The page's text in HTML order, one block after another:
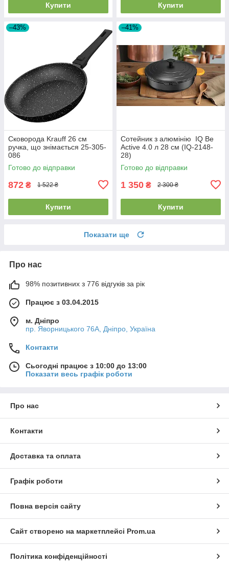
Купити Купити
–43%
Сковорода Krauff 26 см
ручка, що знімається 25-305-
086
Готово до відправки
872 ₴ 1 522 ₴
Купити
–41%
Сотейник з алюмінію IQ Be
Active 4.0 л 28 см (IQ-2148-
28)
Готово до відправки
1 350 ₴ 2 300 ₴
Купити
Показати ще
Про нас
98% позитивних з 776 відгуків за рік
Працює з 03.04.2015
м. Дніпро
пр. Яворницького 76А, Дніпро, Україна
Контакти
Сьогодні працює з 10:00 до 13:00
Показати весь графік роботи
Про нас
Контакти
Доставка та оплата
Графік роботи
Повна версія сайту
Сайт створено на маркетплейсі Prom.ua
Політика конфіденційності